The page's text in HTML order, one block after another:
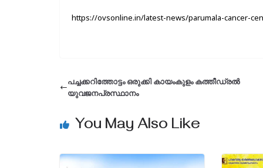
https://ovsonline.in/latest-news/parumala-cancer-
പച്ചക്കറിത്തോട്ടം ഒരുക്കി കായംകുളം കത്തീഡ്രല്‍
യുവജനപ്രസ്ഥാനം
You May Also Like